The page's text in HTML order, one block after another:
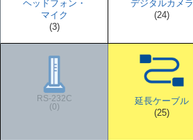
ヘッドフォン・
マイク
(3)
デジタルカメラ
(24)
RS-232C
(0)
延長ケーブル
(25)